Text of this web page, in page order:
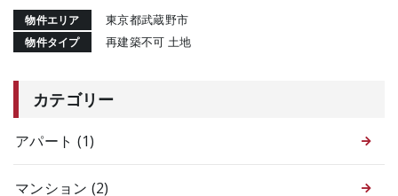
物件エリア 東京都武蔵野市
物件タイプ 再建築不可 土地
カテゴリー
アパート (1)
マンション (2)